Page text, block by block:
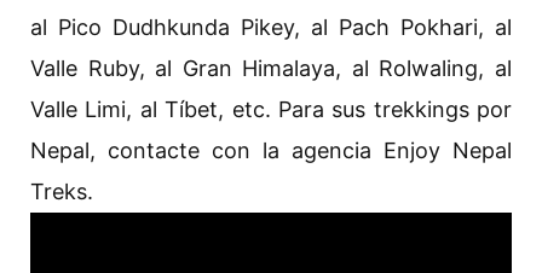
al Pico Dudhkunda Pikey, al Pach Pokhari, al
Valle Ruby, al Gran Himalaya, al Rolwaling, al
Valle Limi, al Tíbet, etc. Para sus trekkings por
Nepal, contacte con la agencia Enjoy Nepal
Treks.